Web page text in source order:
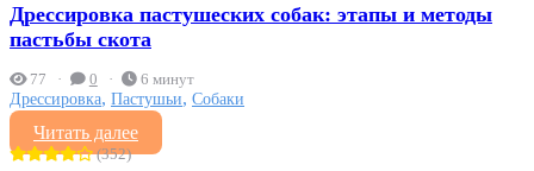
Дрессировка пастушеских собак: этапы и методы
пастьбы скота
77 0 6 минут
Дрессировка, Пастушьи, Собаки
Читать далее
(352)